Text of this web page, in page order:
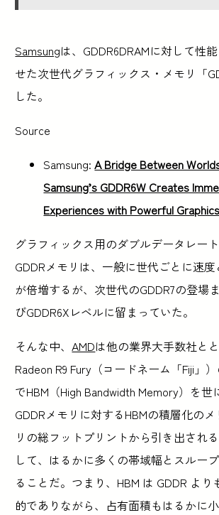
Samsungは、GDDR6DRAMに対して性
せた次世代グラフィックス・メモリ「
した。
Source
Samsung:A Bridge Between
Samsung’s GDDR6W Creates
Experiences with Powerful
グラフィックス用のダブルデータレー
GDDRメモリは、一般に世代ごとに速
が倍増するが、次世代のGDDR7の登場
びGDDR6Xレベルに留まっていた。
そんな中、AMDは他の業界大手数社と
Radeon R9 Fury（コードネーム「Fiji」
でHBM（High Bandwidth Memory）を世
GDDRメモリに対するHBMの積層化の
リの総フットプリントから引き出され
して、はるかに多くの帯域幅とスルー
ることだ。つまり、HBM は GDDR よ
的でありながら、占有面積もはるかに